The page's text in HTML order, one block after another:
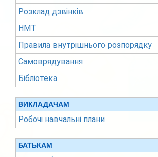
Розклад дзвінків
НМТ
Правила внутрішнього розпорядку
Самоврядування
Бібліотека
ВИКЛАДАЧАМ
Робочі навчальні плани
БАТЬКАМ